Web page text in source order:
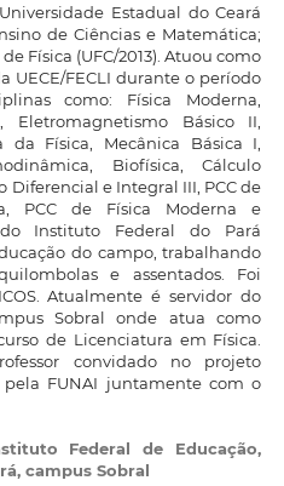
Estadual do Ceará
de Ciências e Matemática;
Física (UFC/2013). Atuou como
UECE/FECLI durante o período
como: Física Moderna,
Eletromagnetismo Básico II,
da Física, Mecânica Básica I,
Biofísica, Cálculo
Diferencial e Integral III, PCC de
PCC de Física Moderna e
Instituto Federal do Pará
do campo, trabalhando
e assentados. Foi
Atualmente é servidor do
Sobral onde atua como
de Licenciatura em Física.
convidado no projeto
FUNAI juntamente com o
Federal de Educação,
campus Sobral